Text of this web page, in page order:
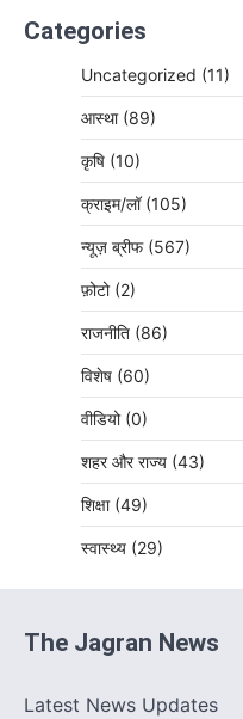
Categories
Uncategorized (11)
आस्था (89)
कृषि (10)
क्राइम/लॉ (105)
न्यूज़ ब्रीफ (567)
फ़ोटो (2)
राजनीति (86)
विशेष (60)
वीडियो (0)
शहर और राज्य (43)
शिक्षा (49)
स्वास्थ्य (29)
The Jagran News
Latest News Updates